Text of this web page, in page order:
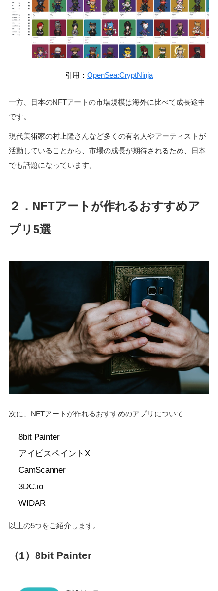
引用： OpenSea:CryptNinja
一方、日本のNFTアートの市場規模は海外に比べて成長途中
です。
現代美術家の村上隆さんなど多くの有名人やアーティストが
活動していることから、市場の成長が期待されるため、日本
でも話題になっています。
２．NFTアートが作れるおすすめア
プリ5選
次に、NFTアートが作れるおすすめのアプリについて
8bit Painter
アイビスペイントX
CamScanner
3DC.io
WIDAR
以上の5つをご紹介します。
（1）8bit Painter